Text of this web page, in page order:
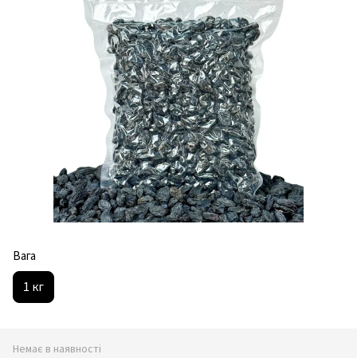
Вага
1 кг
Немає в наявності